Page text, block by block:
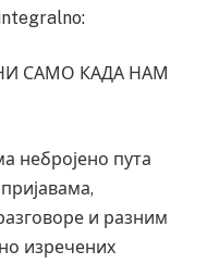
САМО КАДА НАМ
небројено пута
и разним
изречених